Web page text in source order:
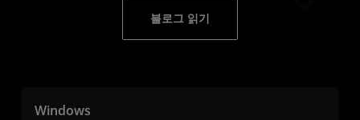
블로그 읽기
Windows